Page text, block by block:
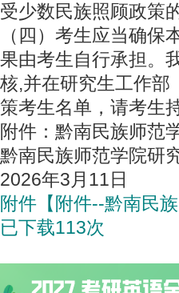
受少数民族照顾政策
（四）考生应当确
果由考生自行承担。
核,并在研究生工作部
策考生名单，请考生
附件：黔南民族师范
黔南民族师范学院研
2026年3月11日
附件【附件--黔南民
已下载113次